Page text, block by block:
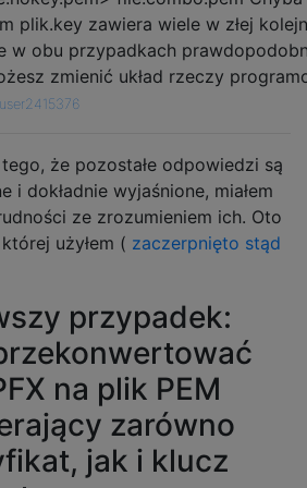
plik.key zawiera wiele w złej
w obu przypadkach
zmienić układ rzeczy
user2415376
że pozostałe odpowiedzi są
i dokładnie wyjaśnione, miałem
ze zrozumieniem ich. Oto
użyłem ( zaczerpnięto stąd
przypadek:
na plik PEM
zarówno
jak i klucz